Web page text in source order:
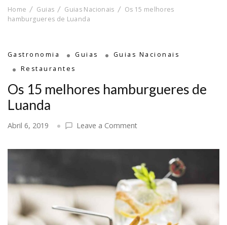
Home Guias Guias Nacionais
Os 15 melhores
hamburgueres de Luanda
Gastronomia Guias
Guias Nacionais
Restaurantes
Os 15 melhores hamburgueres de
Luanda
Abril 6, 2019 Leave a Commenton
15
hamburgueres
de
Luanda